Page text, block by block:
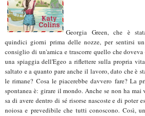
Georgia Green, che è
quindici giorni prima delle nozze, per sentirsi
consiglio di un'amica e trascorre quello che doveva
una spiaggia dell'Egeo a riflettere sulla propria
saltato e a quanto pare anche il lavoro, dato che è
le rimane? Cosa le piacerebbe davvero fare? La
spontanea è: girare il mondo. Anche se non ha mai
sa di avere dentro di sé risorse nascoste e di poter
noiosa e prevedibile che tutti conoscono. Così,